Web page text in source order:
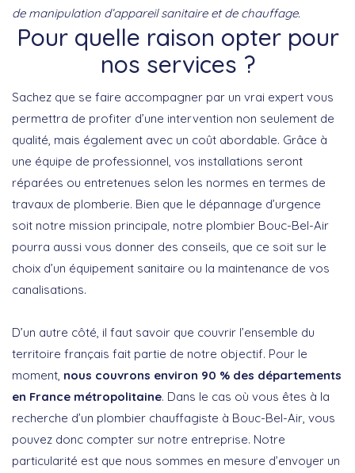
de manipulation d’appareil sanitaire et de chauffage.
Pour quelle raison opter pour
nos services ?
Sachez que se faire accompagner par un vrai expert vous
permettra de profiter d’une intervention non seulement de
qualité, mais également avec un coût abordable. Grâce à
une équipe de professionnel, vos installations seront
réparées ou entretenues selon les normes en termes de
travaux de plomberie. Bien que le dépannage d’urgence
soit notre mission principale, notre plombier Bouc-Bel-Air
pourra aussi vous donner des conseils, que ce soit sur le
choix d’un équipement sanitaire ou la maintenance de vos
canalisations.
D’un autre côté, il faut savoir que couvrir l’ensemble du
territoire français fait partie de notre objectif. Pour le
moment, nous couvrons environ 90 % des départements
en France métropolitaine. Dans le cas où vous êtes à la
recherche d’un plombier chauffagiste à Bouc-Bel-Air, vous
pouvez donc compter sur notre entreprise. Notre
particularité est que nous sommes en mesure d’envoyer un